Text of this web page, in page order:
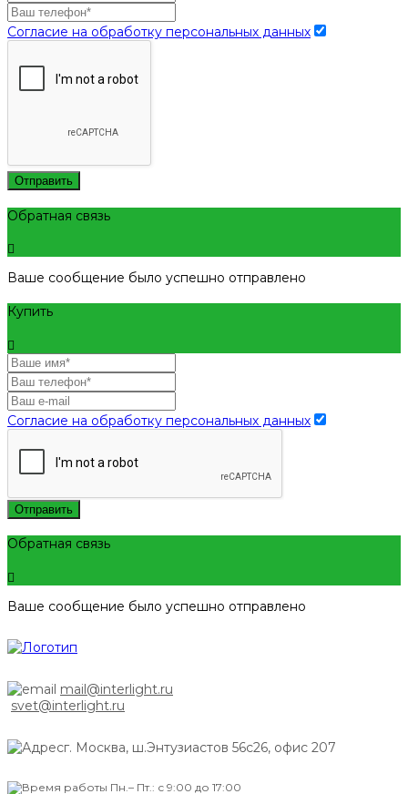
Согласие на обработку персональных данных
Отправить
Обратная связь
Ваше сообщение было успешно отправлено
Купить
Согласие на обработку персональных данных
Отправить
Обратная связь
Ваше сообщение было успешно отправлено
mail@interlight.ru
svet@interlight.ru
г. Москва, ш.Энтузиастов 56с26, офис 207
Пн.– Пт.: с 9:00 до 17:00